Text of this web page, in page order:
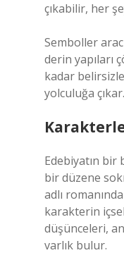
çıkabilir, her
Semboller
derin yapıları
kadar
yolculuğa çıkar.
Edebiyatın bir
bir düzene
adlı
karakterin
düşünceleri,
varlık bulur.